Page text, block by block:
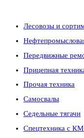
Лесовозы и
Передвижные
Прицепная
Прочая техника
Самосвалы
Седельные тягачи
Спецтехника с